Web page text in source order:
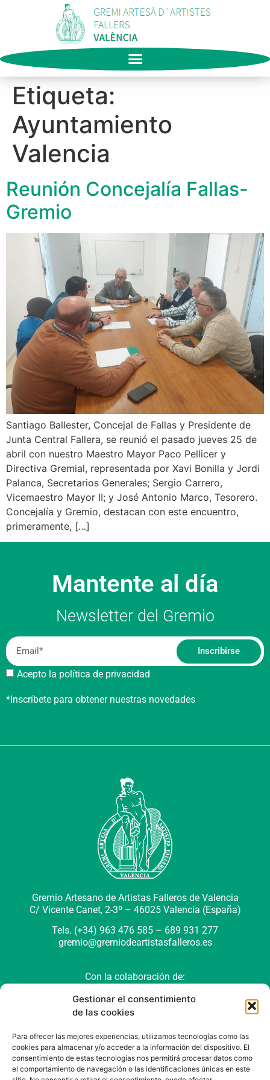
Gestionar el consentimiento
de las cookies
Para ofrecer las mejores experiencias, utilizamos tecnologías como las
cookies para almacenar y/o acceder a la información del dispositivo. El
consentimiento de estas tecnologías nos permitirá procesar datos como
el comportamiento de navegación o las identificaciones únicas en este
Etiqueta:
Ayuntamiento
Valencia
Reunión Concejalía Fallas-
Gremio
Santiago Ballester, Concejal de Fallas y Presidente de
Junta Central Fallera, se reunió el pasado jueves 25 de
abril con nuestro Maestro Mayor Paco Pellicer y
Directiva Gremial, representada por Xavi Bonilla y Jordi
Palanca, Secretarios Generales; Sergio Carrero,
Vicemaestro Mayor II; y José Antonio Marco, Tesorero.
Concejalía y Gremio, destacan con este encuentro,
primeramente, […]
Mantente al día
Newsletter del Gremio
Acepto la política de privacidad
Inscribirse
*Inscríbete para obtener nuestras novedades
Gremio Artesano de Artistas Falleros de Valencia
C/ Vicente Canet, 2-3º – 46025 Valencia (España)
Tels. (+34) 963 476 585 – 689 931 277
gremio@gremiodeartistasfalleros.es
Con la colaboración de: